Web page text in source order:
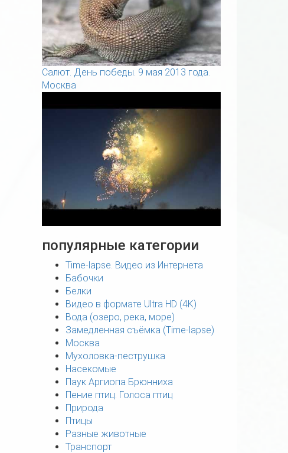
Салют. День победы. 9 мая 2013 года.
Москва
популярные категории
Time-lapse. Видео из Интернета
Бабочки
Белки
Видео в формате Ultra HD (4K)
Вода (озеро, река, море)
Замедленная съёмка (Time-lapse)
Москва
Мухоловка-пеструшка
Насекомые
Паук Аргиопа Брюнниха
Пение птиц. Голоса птиц
Природа
Птицы
Разные животные
Транспорт